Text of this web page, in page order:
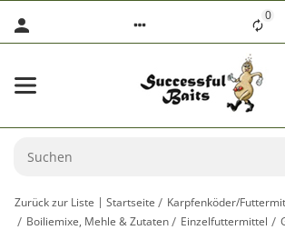
0
Zurück zur Liste Startseite
Karpfenköder/
Boiliemixe, Mehle & Zutaten
Einzelfuttermittel